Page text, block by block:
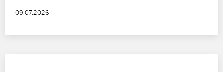
09.07.2026